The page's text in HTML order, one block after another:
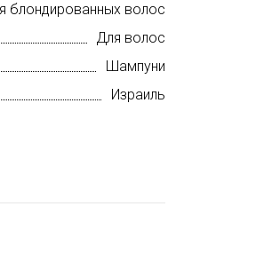
блондированных волос
Для волос
Шампуни
Израиль